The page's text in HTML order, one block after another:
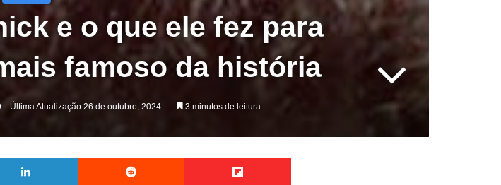
e o que ele fez para
famoso da história
Última Atualização 26 de outubro, 2024 3 minutos de leitura
Linkedin Reddit Flipboard